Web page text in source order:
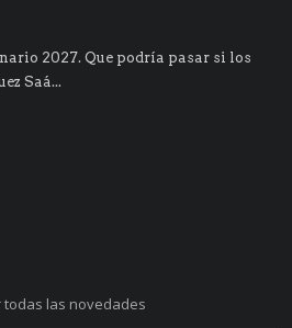
2027. Que podría pasar si los
Saá...
las novedades